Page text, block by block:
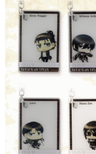
１．於結帳方式選擇「AFTEE
結帳頁面，進行簡訊認證並確
２．訂單成立數日內，您將收
３．收到繳費通知簡訊後14天
ATM／網路銀行／等多元方式
※ 請注意：結帳手續完成當下
購買商品的店家。未經商家同
後付繳納相關費用。
※ 交易是否成功請以「AFTEE
是否繳費成功／繳費後需取消
客戶支援中心」https://
【注意事項】
１．透過由恩沛科技股份有限
易，需依本服務之必要範圍內
權轉讓予恩沛科技股份有限公司
付款後全家取貨
每筆NT$60，滿NT$499(含
7-11付款取貨
每筆NT$60，滿NT$499(含
付款後7-11取貨
每筆NT$60，滿NT$499(含
宅配
每筆NT$120，滿NT$499(
海外宅配